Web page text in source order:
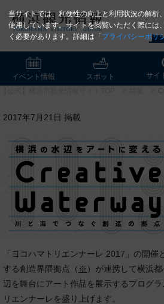
イベント情報 スポット サイ
2017年7月21日 掲載
「ヨコハマトリエンナーレ 2017」の開催
する創造界隈拠点（ ※ ）が連携して横浜
辺を舞台にアート作品を展示するプログ
リエンナーレを盛り上げます。
当サイトでは、利便性の向上と利用状況の解析
使用しています。サイトを閲覧いただく際には
く必要があります。詳細は「 プライバシーポリ